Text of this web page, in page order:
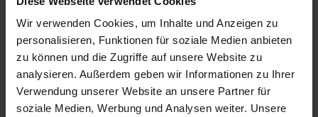
Wir verwenden Cookies, um Inhalte und Anzeigen zu
personalisieren, Funktionen für soziale Medien anbieten
zu können und die Zugriffe auf unsere Website zu
analysieren. Außerdem geben wir Informationen zu Ihrer
Verwendung unserer Website an unsere Partner für
soziale Medien, Werbung und Analysen weiter. Unsere
Menge
Satz von 2
Automarkenname
Honda
Automodell Name
Accord,Accord Aero Deck
Universal
Nein
Version
Sport Gebohrt